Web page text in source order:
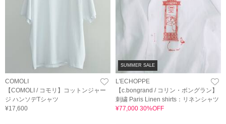
COMOLI
【COMOLI / コモリ】コットンジャー
ジ ハンソデTシャツ
¥17,600
SUMMER SALE
L'ECHOPPE
【c.bongrand / コリン・ボングラン】
刺繍 Paris Linen shirts：リネンシャツ
¥77,000 30%OFF